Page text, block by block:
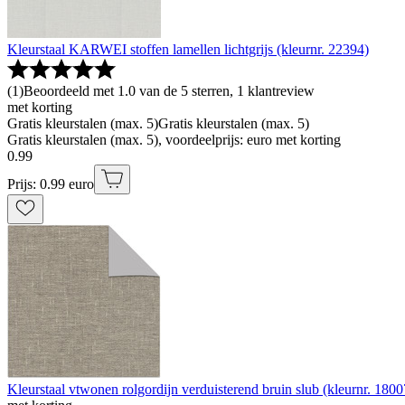
Kleurstaal KARWEI stoffen lamellen lichtgrijs (kleurnr. 22394)
(1)Beoordeeld met 1.0 van de 5 sterren, 1 klantreview
met korting
Gratis kleurstalen (max. 5)Gratis kleurstalen (max. 5)
Gratis kleurstalen (max. 5), voordeelprijs: euro met korting
0.99
Prijs: 0.99 euro
Kleurstaal vtwonen rolgordijn verduisterend bruin slub (kleurnr.